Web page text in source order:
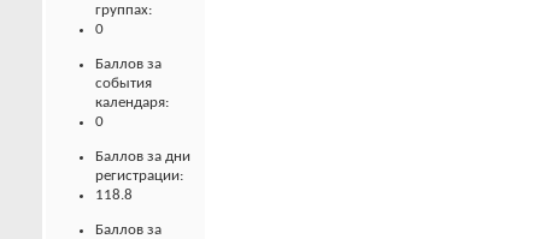
группах:
0
Баллов за
события
календаря:
0
Баллов за дни
регистрации:
118.8
Баллов за